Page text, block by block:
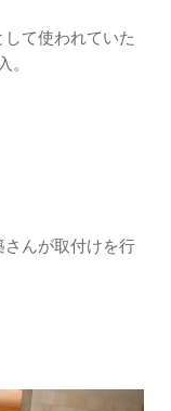
して使われていた
。
んが取付けを行